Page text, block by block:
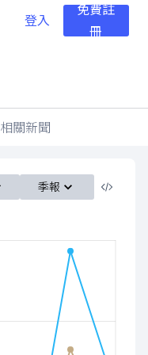
登入
免費註
冊
相關新聞
季報